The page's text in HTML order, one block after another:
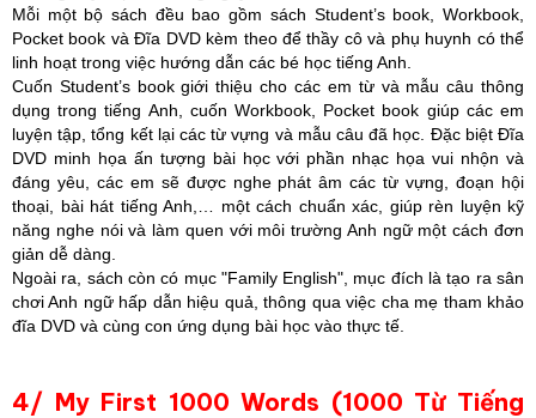
Mỗi một bộ sách đều bao gồm sách Student’s book, Workbook,
Pocket book và Đĩa DVD kèm theo để thầy cô và phụ huynh có thể
linh hoạt trong việc hướng dẫn các bé học tiếng Anh.
Cuốn Student’s book giới thiệu cho các em từ và mẫu câu thông
dụng trong tiếng Anh, cuốn Workbook, Pocket book giúp các em
luyện tập, tổng kết lại các từ vựng và mẫu câu đã học. Đặc biệt Đĩa
DVD minh họa ấn tượng bài học với phần nhạc họa vui nhộn và
đáng yêu, các em sẽ được nghe phát âm các từ vựng, đoạn hội
thoại, bài hát tiếng Anh,… một cách chuẩn xác, giúp rèn luyện kỹ
năng nghe nói và làm quen với môi trường Anh ngữ một cách đơn
giản dễ dàng.
Ngoài ra, sách còn có mục "Family English", mục đích là tạo ra sân
chơi Anh ngữ hấp dẫn hiệu quả, thông qua việc cha mẹ tham khảo
đĩa DVD và cùng con ứng dụng bài học vào thực tế.
4/ My First 1000 Words (1000 Từ Tiếng